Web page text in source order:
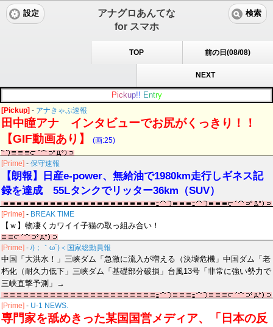
アナグロあんてな
for スマホ
設定 検索
TOP 前の日(08/08)
NEXT
Pic kup!! Entry
[Pickup] - アナきゃぷ速報
田中瞳アナ インタビューでお尻がくっきり！！
【GIF動画あり】
(画:25)
[Prime] - 保守速報
【朗報】日産e-power、無給油で1980km走行しギネス記
録を達成 55Lタンクでリッター36km（SUV）
[Prime] - BREAK TIME
【ｗ】物凄くカワイイ子猫の取っ組み合い！
[Prime] - /)；｀ω´)＜国家総動員報
中国「大洪水！」三峡ダム「急激に流入が増える（決壊危機」中国ダム「老
朽化（耐久力低下」三峡ダム「基礎部分破損」台風13号「非常に強い勢力で
三峡直撃予測」→
[Prime] - U-1 NEWS.
専門家を舐めきった某国国営メディア、「日本の反